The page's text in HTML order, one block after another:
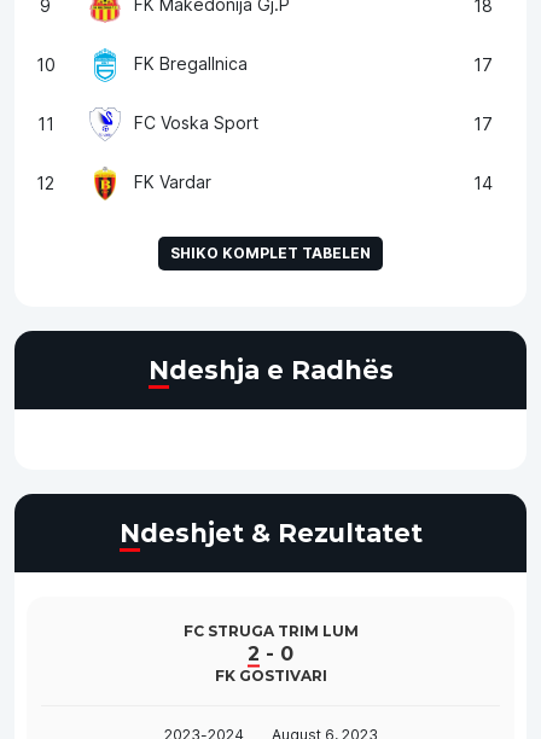
9 FK Makedonija Gj.P 18
10 FK Bregallnica 17
11 FC Voska Sport 17
12 FK Vardar 14
SHIKO KOMPLET TABELEN
Ndeshja e Radhës
Ndeshjet & Rezultatet
FC STRUGA TRIM LUM
2 - 0
FK GOSTIVARI
2023-2024
August 6, 2023